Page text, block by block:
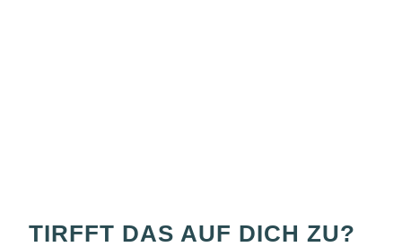
TIRFFT DAS AUF DICH ZU?